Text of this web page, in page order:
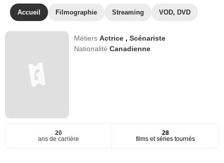
Accueil Filmographie Streaming VOD, DVD
MétiersActrice ,Scénariste
NationalitéCanadienne
20
ans de carrière
28
films et séries tournés